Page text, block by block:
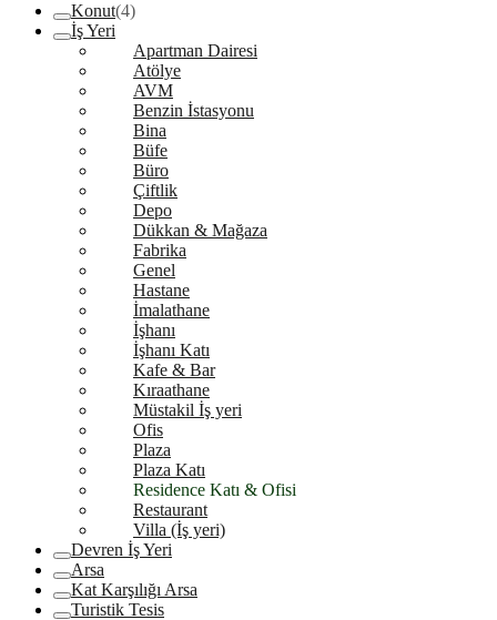
Konut(4)
İş Yeri
Apartman Dairesi
Atölye
AVM
Benzin İstasyonu
Bina
Büfe
Büro
Çiftlik
Depo
Dükkan & Mağaza
Fabrika
Genel
Hastane
İmalathane
İşhanı
İşhanı Katı
Kafe & Bar
Kıraathane
Müstakil İş yeri
Ofis
Plaza
Plaza Katı
Residence Katı & Ofisi
Restaurant
Villa (İş yeri)
Devren İş Yeri
Arsa
Kat Karşılığı Arsa
Turistik Tesis